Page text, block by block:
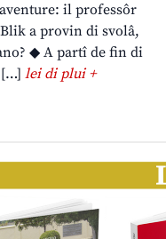
il professôr
a provin di svolâ,
◆ A partî de fin di
[…] lei di plui +